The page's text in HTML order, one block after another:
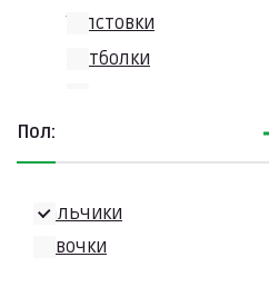
Толстовки
Футболки
Школьная форма
Пол:
Мальчики
Девочки